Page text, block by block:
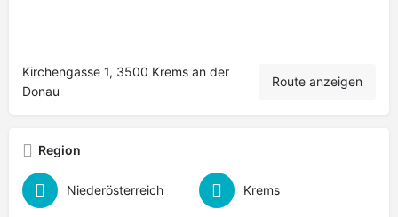
Kirchengasse 1, 3500 Krems an der
Donau
Route anzeigen
Region
Niederösterreich Krems